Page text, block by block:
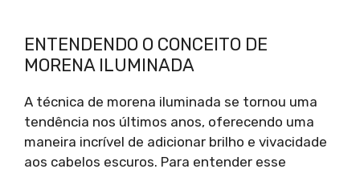
ENTENDENDO O CONCEITO DE
MORENA ILUMINADA
A técnica de morena iluminada se tornou uma
tendência nos últimos anos, oferecendo uma
maneira incrível de adicionar brilho e vivacidade
aos cabelos escuros. Para entender esse